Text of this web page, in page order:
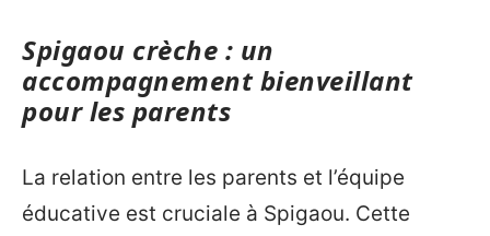
Spigaou crèche : un
accompagnement bienveillant
pour les parents
La relation entre les parents et l’équipe
éducative est cruciale à Spigaou. Cette